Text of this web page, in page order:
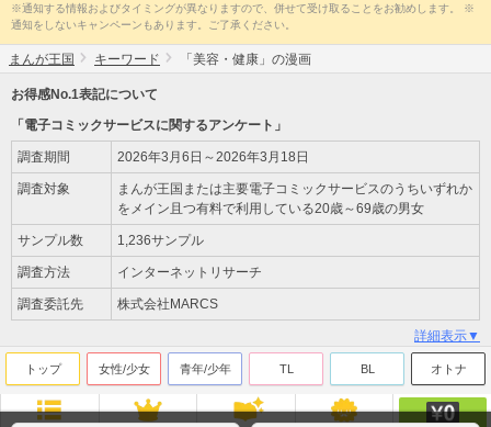
※通知する情報およびタイミングが異なりますので、併せて受け取ることをお勧めします。 ※
通知をしないキャンペーンもあります。ご了承ください。
まんが王国 キーワード 「美容・健康」の漫画
お得感No.1表記について
「電子コミックサービスに関するアンケート」
調査期間 2026年3月6日～2026年3月18日
調査対象
まんが王国または主要電子コミックサービスのうちいずれか
をメイン且つ有料で利用している20歳～69歳の男女
サンプル数 1,236サンプル
調査方法 インターネットリサーチ
調査委託先 株式会社MARCS
詳細表示▼
トップ 女性/少女 青年/少年 TL BL オトナ